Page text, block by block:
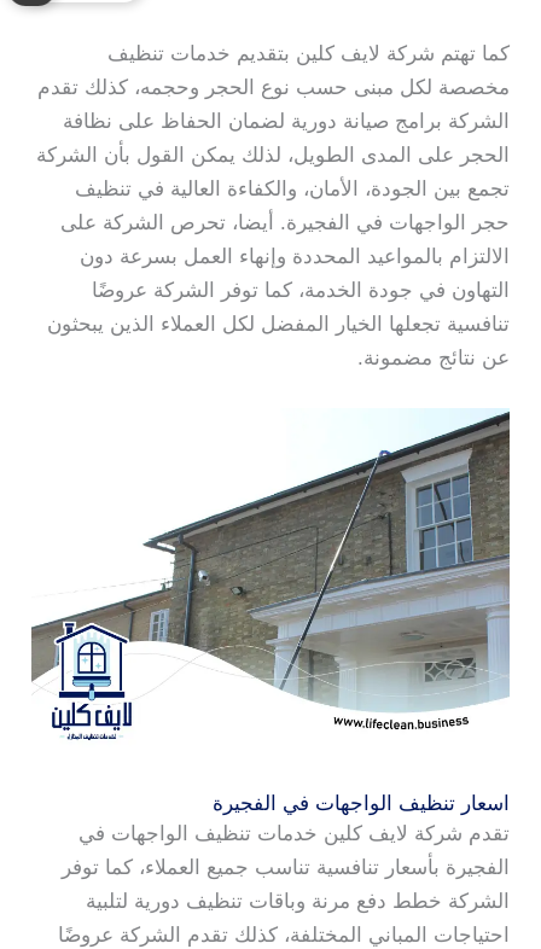
كما تهتم شركة لايف كلين بتقديم خدمات تنظيف
مخصصة لكل مبنى حسب نوع الحجر وحجمه، كذلك تقدم
الشركة برامج صيانة دورية لضمان الحفاظ على نظافة
الحجر على المدى الطويل، لذلك يمكن القول بأن الشركة
تجمع بين الجودة، الأمان، والكفاءة العالية في تنظيف
حجر الواجهات في الفجيرة. أيضا، تحرص الشركة على
الالتزام بالمواعيد المحددة وإنهاء العمل بسرعة دون
التهاون في جودة الخدمة، كما توفر الشركة عروضًا
تنافسية تجعلها الخيار المفضل لكل العملاء الذين يبحثون
عن نتائج مضمونة.
اسعار تنظيف الواجهات في الفجيرة
تقدم شركة لايف كلين خدمات تنظيف الواجهات في
الفجيرة بأسعار تنافسية تناسب جميع العملاء، كما توفر
الشركة خطط دفع مرنة وباقات تنظيف دورية لتلبية
احتياجات المباني المختلفة، كذلك تقدم الشركة عروضًا